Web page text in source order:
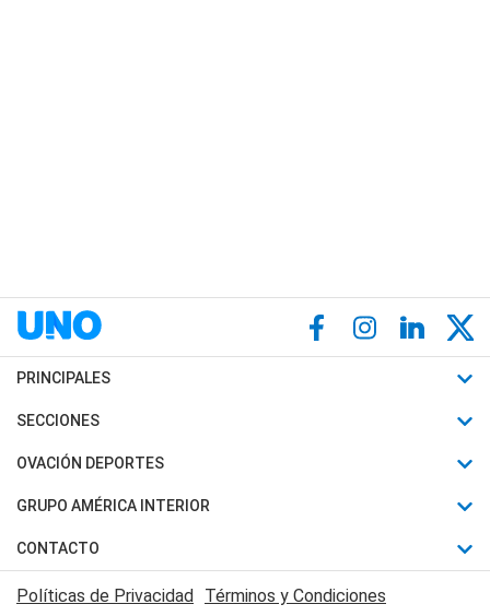
PRINCIPALES
Últimas Noticias
Política
Judiciales
Economia
SECCIONES
Horóscopo
Motores
Trucos caseros
Series y Películas
OVACIÓN DEPORTES
Fútbol
Mundial
Automovilismo
Rugby
GRUPO AMÉRICA INTERIOR
Canal 7 en Vivo
CONTACTO
Acerca de Nosotros
Políticas de Privacidad Términos y Condiciones